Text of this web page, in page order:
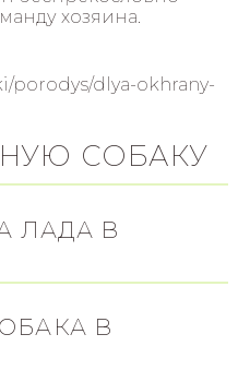
хозяина.
porodys/dlya-okhrany-
СОБАКУ
ЛАДА В
В